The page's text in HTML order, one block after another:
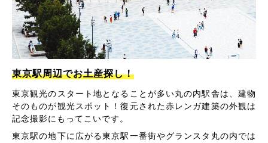
東京駅周辺でお土産探し！
東京観光のスタート地となることが多い丸の内駅舎は、建物
そのものが観光スポット！復元された赤レンガ建築の外観は
記念撮影にもってこいです。
東京駅の地下に広がる東京駅一番街やグランスタ丸の内では